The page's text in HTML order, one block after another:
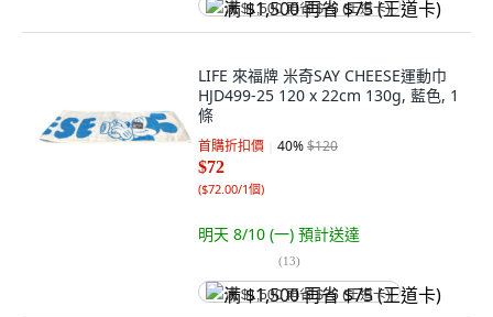
满 $1,500 再省 $75 (王道卡)
LIFE 來福牌 米奇SAY CHEESE運動巾
HJD499-25 120 x 22cm 130g, 藍色, 1
條
首購折扣價 40%$120
$72
($72.00/1個)
明天 8/10 (一) 預計送達
(13)
满 $1,500 再省 $75 (王道卡)